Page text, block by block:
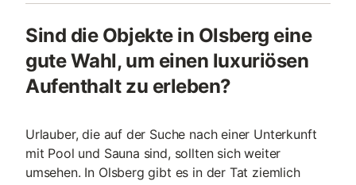
Sind die Objekte in Olsberg eine
gute Wahl, um einen luxuriösen
Aufenthalt zu erleben?
Urlauber, die auf der Suche nach einer Unterkunft
mit Pool und Sauna sind, sollten sich weiter
umsehen. In Olsberg gibt es in der Tat ziemlich